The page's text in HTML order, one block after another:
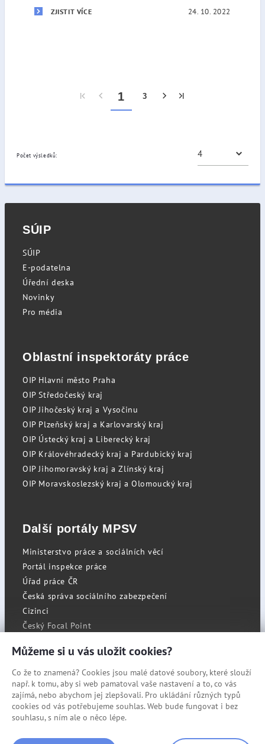
ZJISTIT VÍCE 24. 10. 2022
1 3
Počet výsledků:
SÚIP
SÚIP
E-podatelna
Úřední deska
Novinky
Pro média
Oblastní inspektoráty práce
OIP Hlavní město Praha
OIP Středočeský kraj
OIP Jihočeský kraj a Vysočinu
OIP Plzeňský kraj a Karlovarský kraj
OIP Ústecký kraj a Liberecký kraj
OIP Královéhradecký kraj a Pardubický kraj
OIP Jihomoravský kraj a Zlínský kraj
OIP Moravskoslezský kraj a Olomoucký kraj
Další portály MPSV
Ministerstvo práce a sociálních věcí
Portál inspekce práce
Úřad práce ČR
Česká správa sociálního zabezpečení
Cizinci
Český Focal Point
RSS
Cookies
Prohlášení o přístupnosti
Mapa stránek
Můžeme si u vás uložit cookies?
Co že to znamená? Cookies jsou malé datové soubory, které slouží
např. k tomu, aby si web pamatoval vaše nastavení a to, co vás
zajímá, nebo abychom jej zlepšovali. Pro ukládání různých typů
cookies od vás potřebujeme souhlas. Web bude fungovat i bez
souhlasu, s ním ale o něco lépe.